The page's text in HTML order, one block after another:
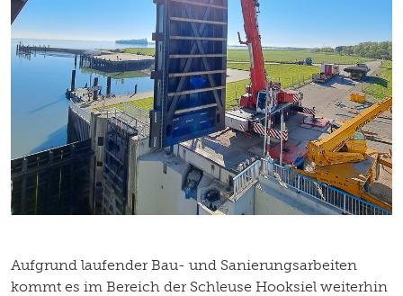
Aufgrund laufender Bau- und Sanierungsarbeiten
kommt es im Bereich der Schleuse Hooksiel weiterhin